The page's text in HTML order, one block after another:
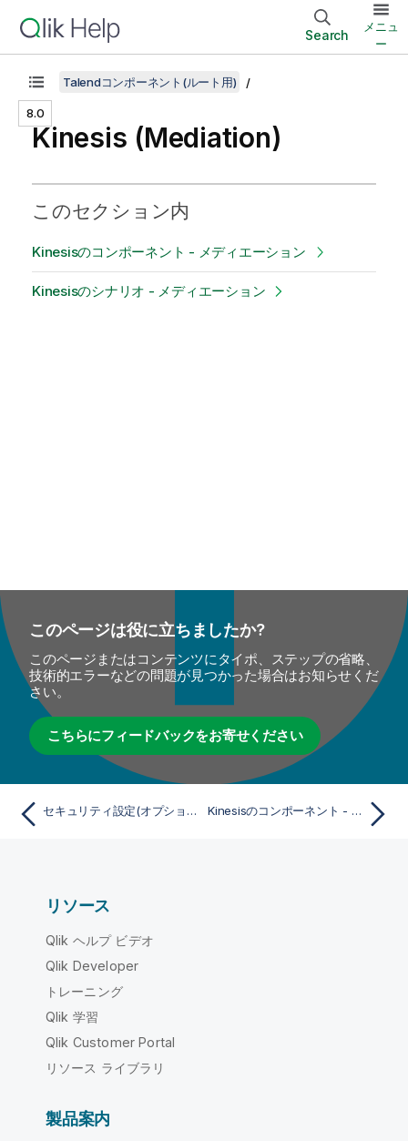
Search
メニュ
ー
8.0
Talendコンポーネント(ルート用)
Kinesis (Mediation)
このセクション内
Kinesisのコンポーネント - メディエーション
Kinesisのシナリオ - メディエーション
このページは役に立ちましたか?
このページまたはコンテンツにタイポ、ステップの省略、
技術的エラーなどの問題が見つかった場合はお知らせくだ
さい。
こちらにフィードバックをお寄せください
セキュリティ設定(オプション) Kinesisのコンポーネント - メディエーション
リソース
Qlik ヘルプ ビデオ
Qlik Developer
トレーニング
Qlik 学習
Qlik Customer Portal
リソース ライブラリ
製品案内